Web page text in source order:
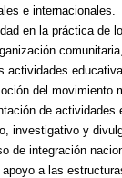
e internacionales.
en la práctica de
actividades
del movimiento
de actividades
investigativo y
de integración
a las